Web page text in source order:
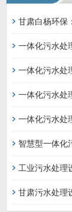
甘肃白杨环保
一体化污水处
一体化污水处
一体化污水处
一体化污水处
智慧型一体化
工业污水处理
甘肃污水处理